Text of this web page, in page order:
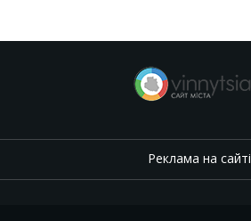
Реклама на сайті